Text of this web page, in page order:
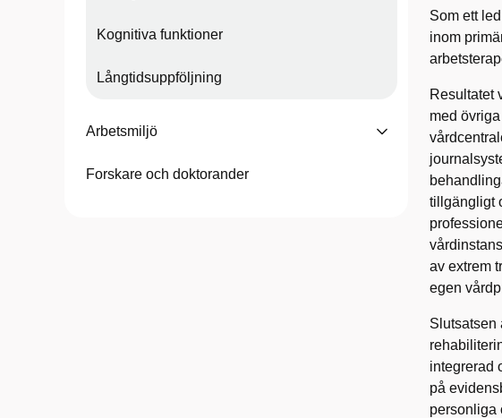
Kognitiva funktioner
Långtidsuppföljning
Arbetsmiljö
Forskare och doktorander
Som ett
inom
Resultatet
med
tillgängligt
av extrem
egen
Slutsatsen
integrerad
på
personliga